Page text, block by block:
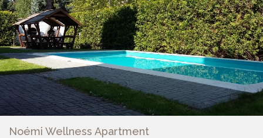
Noémi Wellness Apartment